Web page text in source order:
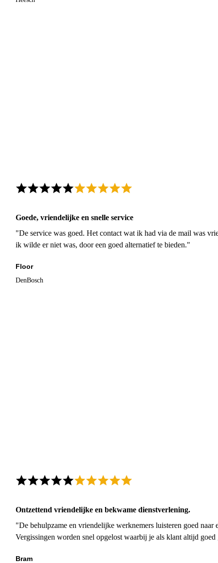
Goede, vriendelijke en snelle service
"De service was goed. Het contact wat ik had via de mail was
ik wilde er niet was, door een goed alternatief te bieden."
Floor
DenBosch
Ontzettend vriendelijke en bekwame dienstverlening.
"De behulpzame en vriendelijke werknemers luisteren goed naar
Vergissingen worden snel opgelost waarbij je als klant altijd
Bram